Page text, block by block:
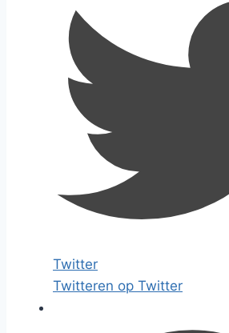
Twitter
Twitteren op Twitter